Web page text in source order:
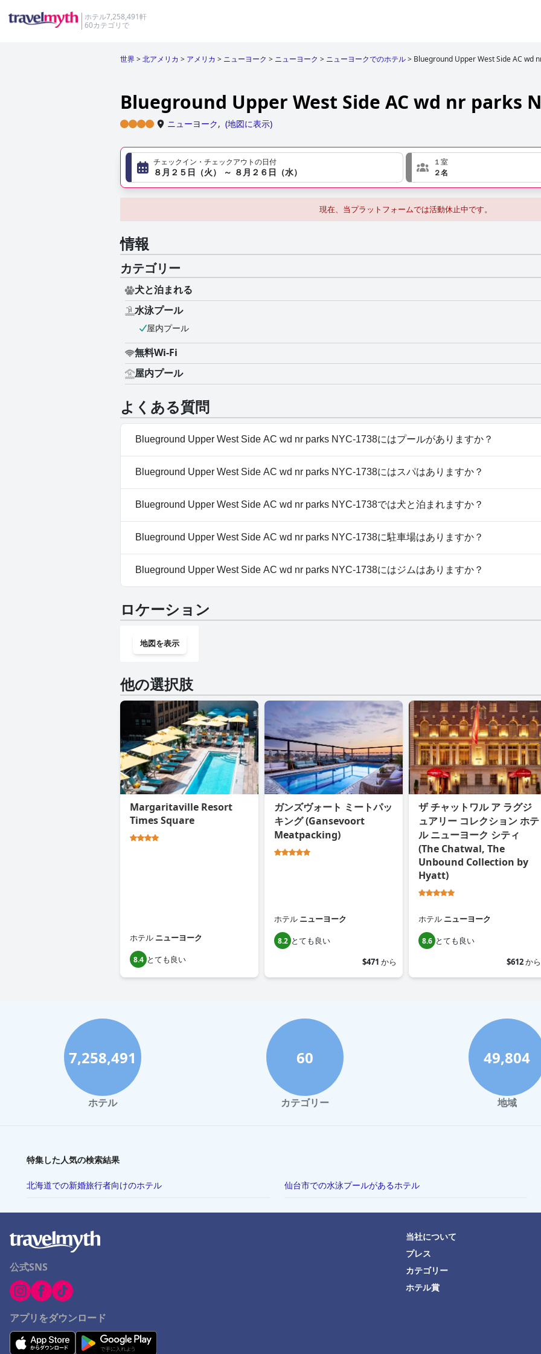
ホテル7,258,491軒
60カテゴリで
世界>北アメリカ > アメリカ > ニューヨーク > ニューヨーク > ニューヨークでのホテル> Blueground Upper West Side AC wd
Blueground Upper West Side AC wd nr parks
ニューヨーク, (地図に表示)
チェックイン・チェックアウトの日付
８月２５日（火） ～ ８月２６日（水）
１室
２名
現在、当プラットフォームでは活動休止中です。
情報
カテゴリー
犬と泊まれる
水泳プール
屋内プール
無料Wi-Fi
屋内プール
よくある質問
Blueground Upper West Side AC wd nr parks NYC-1738にはプールがありますか？
はい、Blueground Upper West Side AC wd nr parks NYC-1738には、以下のカテゴリーの１
す： 屋内プール
Blueground Upper West Side AC wd nr parks NYC-1738にはスパはありますか？
いいえ、Blueground Upper West Side AC wd nr parks NYC-1738ではスパはご利用いただけ
Blueground Upper West Side AC wd nr parks NYC-1738では犬と泊まれますか？
はい、Blueground Upper West Side AC wd nr parks NYC-1738は犬を歓迎します。
Blueground Upper West Side AC wd nr parks NYC-1738に駐車場はありますか？
いいえ、Blueground Upper West Side AC wd nr parks NYC-1738では駐車場はご利用いただ
Blueground Upper West Side AC wd nr parks NYC-1738にはジムはありますか？
ロケーション
地図を表示
他の選択肢
Margaritaville Resort
Times Square
ホテル ニューヨーク
8.4 とても良い
ガンズヴォート ミートパッ
キング (Gansevoort
Meatpacking)
ホテル ニューヨーク
8.2 とても良い
$471 から
ザ チャットワル ア ラグジ
ュアリー コレクション ホテ
ル ニューヨーク シティ
(The Chatwal, The
Unbound Collection by
Hyatt)
ホテル ニューヨーク
8.6 とても良い
$612から
7,258,491
ホテル
60
カテゴリー
49,804
地域
特集した人気の検索結果
北海道での新婚旅行者向けのホテル 仙台市での水泳プールがあるホテル
公式SNS
アプリをダウンロード
当社について
プレス
カテゴリー
ホテル賞